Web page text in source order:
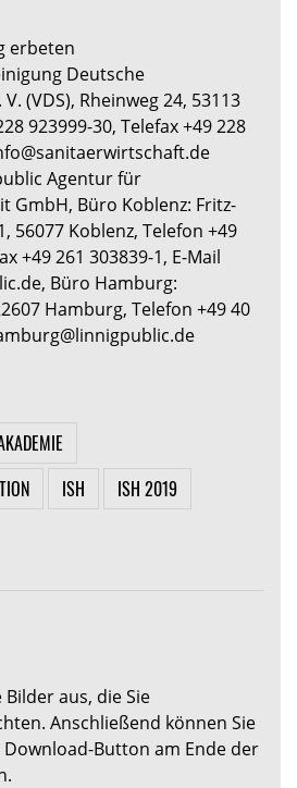
erbeten
Deutsche
(VDS), Rheinweg 24, 53113
923999-30, Telefax +49 228
Agentur für
GmbH, Büro Koblenz: Fritz-
56077 Koblenz, Telefon +49
+49 261 303839-1, E-Mail
Büro Hamburg:
Hamburg, Telefon +49 40
ISH
ISH 2019
aus, die Sie
Anschließend können Sie
Button am Ende der